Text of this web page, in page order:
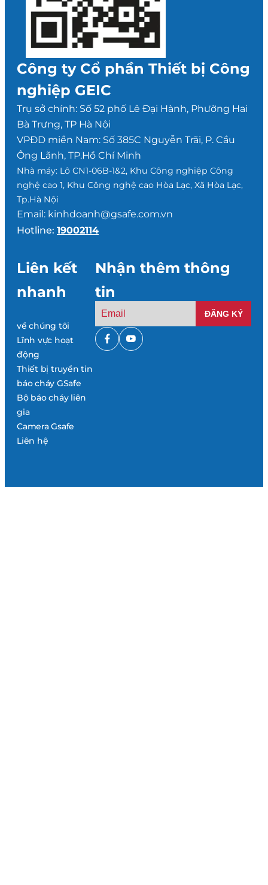
Công ty Cổ phần Thiết bị Công
nghiệp GEIC
Trụ sở chính: Số 52 phố Lê Đại Hành, Phường Hai
Bà Trưng, TP Hà Nội
VPĐD miền Nam: Số 385C Nguyễn Trãi, P. Cầu
Ông Lãnh, TP.Hồ Chí Minh
Nhà máy: Lô CN1-06B-1&2, Khu Công nghiệp Công
nghệ cao 1, Khu Công nghệ cao Hòa Lạc, Xã Hòa Lạc,
Tp.Hà Nội
Email: kinhdoanh@gsafe.com.vn
Hotline: 19002114
Liên kết
nhanh
về chúng tôi
Lĩnh vực hoạt
động
Thiết bị truyền tin
báo cháy GSafe
Bộ báo cháy liên
gia
Camera Gsafe
Liên hệ
Nhận thêm thông
tin